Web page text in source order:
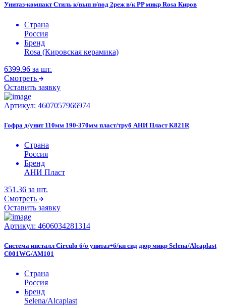
Унитаз-компакт Стиль к/вып н/под 2реж в/к PP микр Rosa Киров
Страна
Россия
Бренд
Rosa (Кировская керамика)
6399.96 за шт.
Смотреть
Оставить заявку
Артикул: 4607057966974
Гофра д/унит 110мм 190-370мм пласт/труб АНИ Пласт K821R
Страна
Россия
Бренд
АНИ Пласт
351.36 за шт.
Смотреть
Оставить заявку
Артикул: 4606034281314
Система инсталл Circulo б/о унитаз+б/кн сид дюр микр Selena/Alcaplast
C001WG/AM101
Страна
Россия
Бренд
Selena/Alcaplast